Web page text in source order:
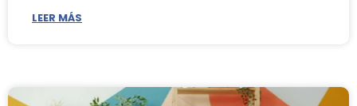
LEER MÁS